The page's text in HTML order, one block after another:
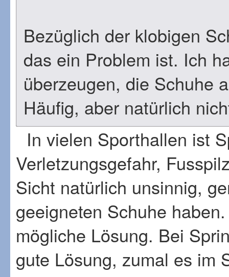
Bezüglich der klobigen
das ein Problem ist. Ich
überzeugen, die Schuhe
Häufig, aber natürlich
In vielen Sporthallen ist
Verletzungsgefahr,
Sicht natürlich unsinnig,
geeigneten Schuhe
mögliche Lösung. Bei
gute Lösung, zumal es im